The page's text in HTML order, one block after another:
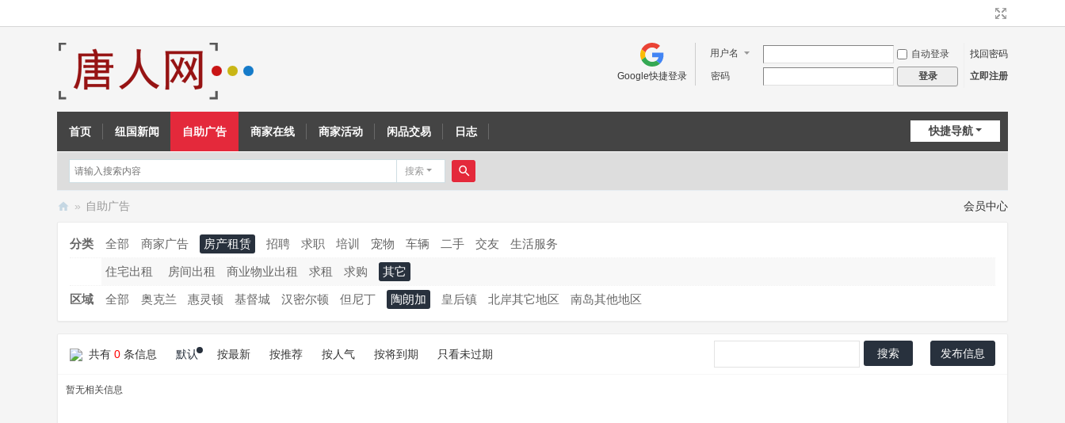
用户名 自动登录
找回密码
密码
登录 立即注册
Google快捷登录
快捷导航
首页 纽国新闻 自助广告 商家在线 商家活动 闲品交易 日志
搜索
搜
» 自助广告 会员中心
分类 全部 商家广告 房产租赁 招聘 求职 培训 宠物 车辆 二手 交友 生活服务
住宅出租 房间出租 商业物业出租 求租 求购 其它
区域 全部 奥克兰 惠灵顿 基督城 汉密尔顿 但尼丁 陶朗加 皇后镇 北岸其它地区 南岛其他地区
共有 0 条信息 默认 按最新 按推荐 按人气 按将到期 只看未过期 搜索 发布信息
暂无相关信息